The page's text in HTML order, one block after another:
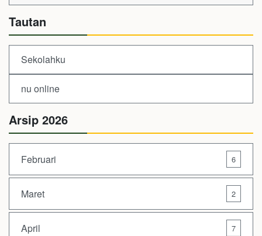
Tautan
Sekolahku
nu online
Arsip 2026
Februari 6
Maret 2
April 7